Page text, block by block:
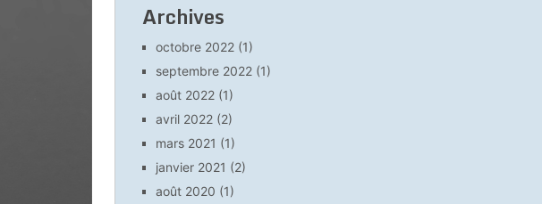
Archives
octobre 2022 (1)
septembre 2022 (1)
août 2022 (1)
avril 2022 (2)
mars 2021 (1)
janvier 2021 (2)
août 2020 (1)